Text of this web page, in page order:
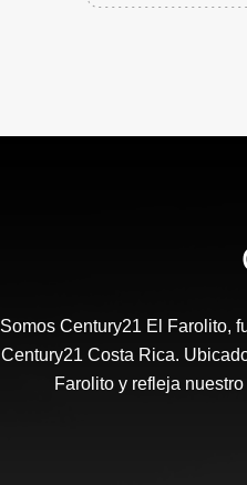
Somos Century21 El Farolito,
Century21 Costa Rica.
Farolito y refleja